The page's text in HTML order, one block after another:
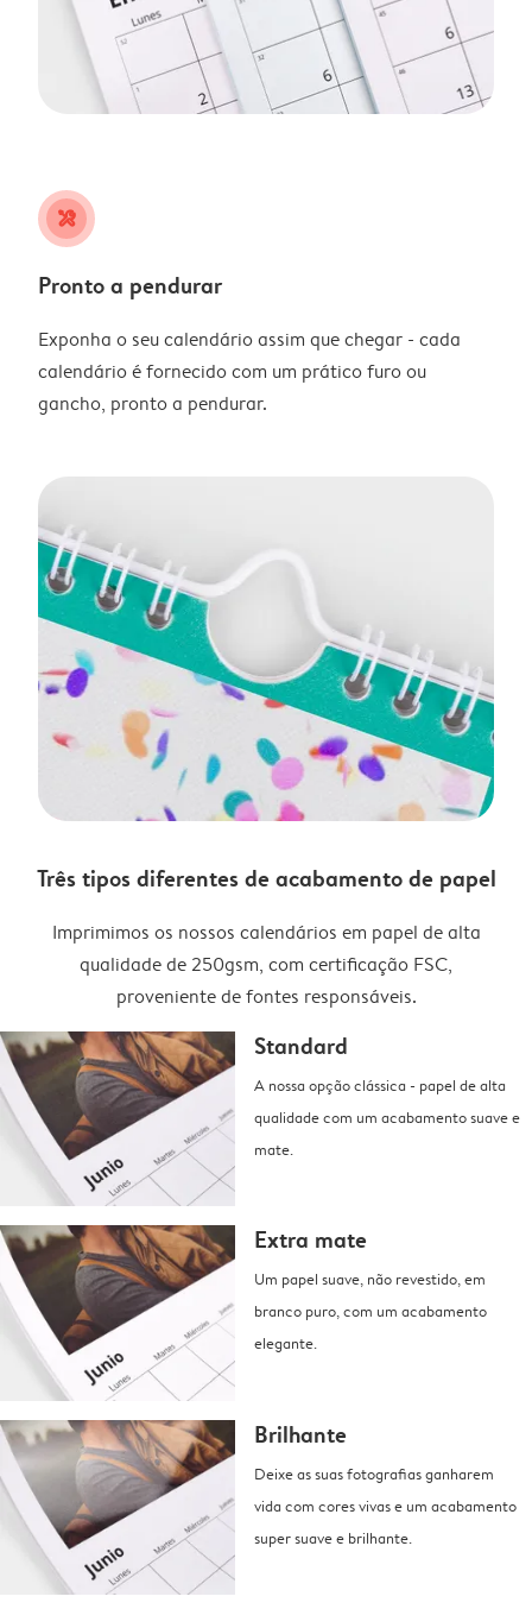
tools
Pronto a pendurar
Exponha o seu calendário assim que chegar - cada
calendário é fornecido com um prático furo ou
gancho, pronto a pendurar.
Três tipos diferentes de acabamento de papel
Imprimimos os nossos calendários em papel de alta
qualidade de 250gsm, com certificação FSC,
proveniente de fontes responsáveis.
Standard
A nossa opção clássica - papel de alta
qualidade com um acabamento suave e
mate.
Extra mate
Um papel suave, não revestido, em
branco puro, com um acabamento
elegante.
Brilhante
Deixe as suas fotografias ganharem
vida com cores vivas e um acabamento
super suave e brilhante.